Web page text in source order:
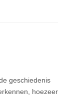
geschiedenis
hoezeer